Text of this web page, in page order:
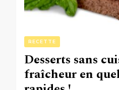
RECETTE
Desserts sans
fraîcheur en